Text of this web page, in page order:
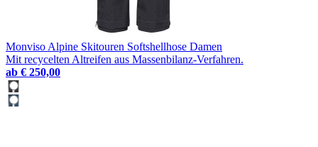
Monviso Alpine Skitouren Softshellhose Damen
Mit recycelten Altreifen aus Massenbilanz-Verfahren.
ab € 250,00